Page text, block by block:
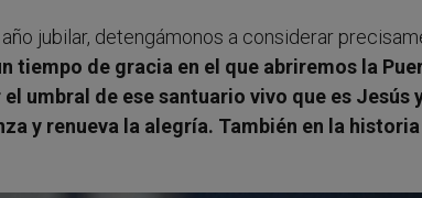
jubilar, detengámonos a considerar
tiempo de gracia en el que abriremos la
umbral de ese santuario vivo que es Jesús
y renueva la alegría. También en la